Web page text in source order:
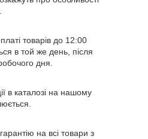
товарів до 12:00
в той же день, після
дня.
в каталозі на нашому
на всі товари з